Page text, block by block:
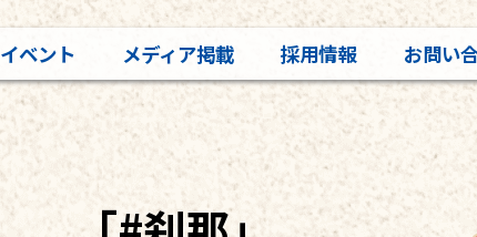
イベント メディア掲載 採用情報 お問い